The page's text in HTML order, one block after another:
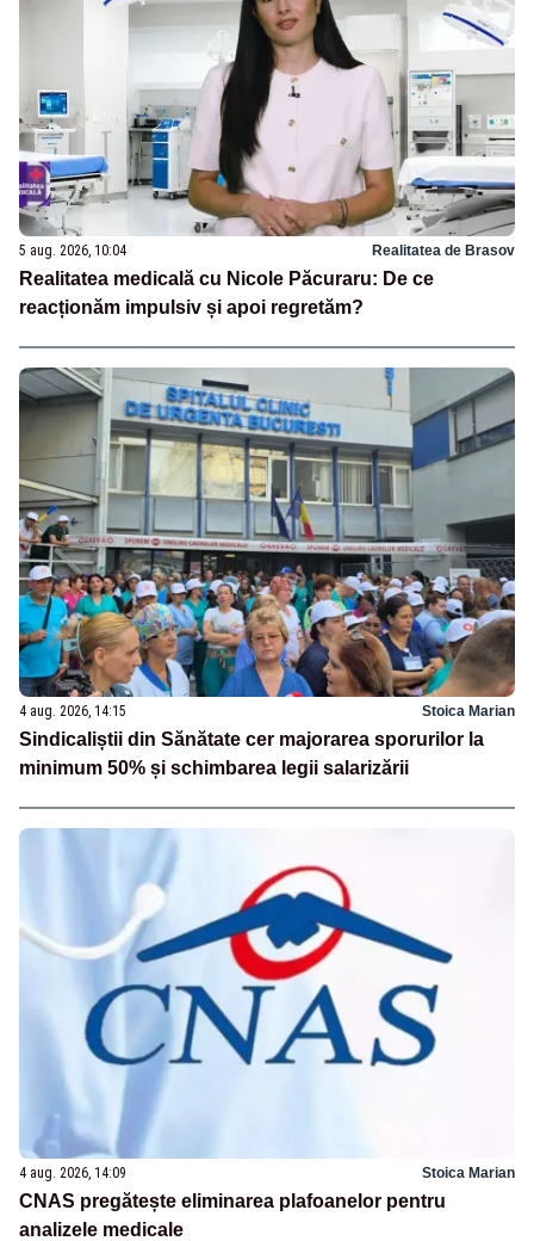
5 aug. 2026, 10:04 Realitatea de Brasov
Realitatea medicală cu Nicole Păcuraru: De ce
reacționăm impulsiv și apoi regretăm?
4 aug. 2026, 14:15 Stoica Marian
Sindicaliștii din Sănătate cer majorarea sporurilor la
minimum 50% și schimbarea legii salarizării
4 aug. 2026, 14:09 Stoica Marian
CNAS pregătește eliminarea plafoanelor pentru
analizele medicale